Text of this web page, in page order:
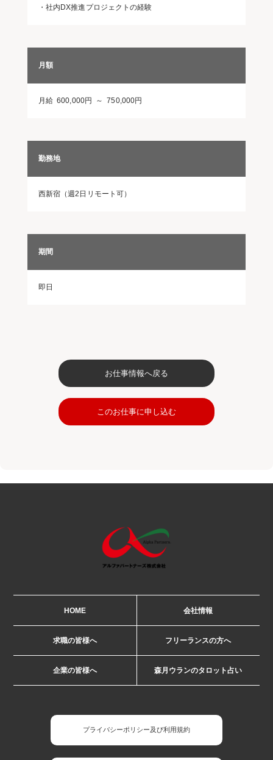
・社内DX推進プロジェクトの経験
月額
月給 600,000円 ～ 750,000円
勤務地
西新宿（週2日リモート可）
期間
即日
お仕事情報へ戻る
このお仕事に申し込む
HOME 会社情報
求職の皆様へ フリーランスの方へ
企業の皆様へ 森月ウランのタロット占い
プライバシーポリシー及び利用規約